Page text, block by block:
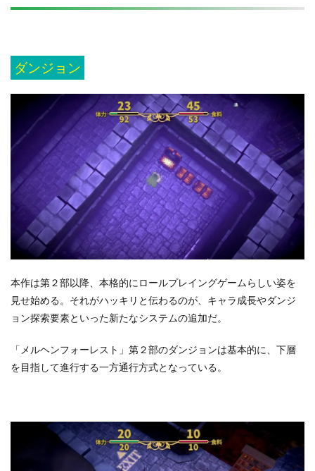
ダンジョン
本作は第２部以降、本格的にロールプレイングゲームらしい姿を
見せ始める。それがハッキリと伝わるのが、キャラ成長やダンジ
ョン探索要素といった新たなシステムの追加だ。
「メルヘンフォーレスト」第２部のダンジョンは基本的に、下層
を目指して進行する一方通行方式となっている。